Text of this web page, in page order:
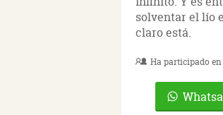
solventar el lío
claro está.
Ha participado en